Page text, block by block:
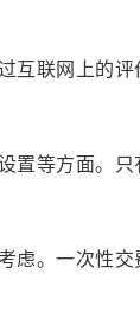
互联网上的
置等方面。
虑。一次性